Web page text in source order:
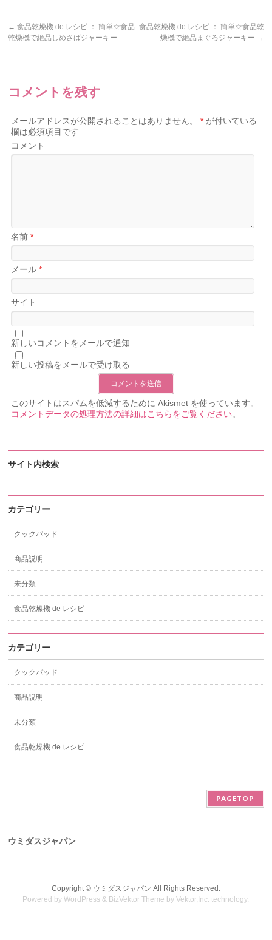
← 食品乾燥機 de レシピ ： 簡単☆食品
乾燥機で絶品しめさばジャーキー
食品乾燥機 de レシピ ： 簡単☆食品乾
燥機で絶品まぐろジャーキー →
コメントを残す
メールアドレスが公開されることはありません。 * が付いている
欄は必須項目です
コメント
名前*
メール*
サイト
新しいコメントをメールで通知
新しい投稿をメールで受け取る
このサイトはスパムを低減するために Akismet を使っています。
コメントデータの処理方法の詳細はこちらをご覧ください。
サイト内検索
カテゴリー
クックパッド
商品説明
未分類
食品乾燥機 de レシピ
カテゴリー
クックパッド
商品説明
未分類
食品乾燥機 de レシピ
PAGETOP
ウミダスジャパン
Copyright © ウミダスジャパン All Rights Reserved.
Powered byWordPress & BizVektor Theme byVektor,Inc. technology.